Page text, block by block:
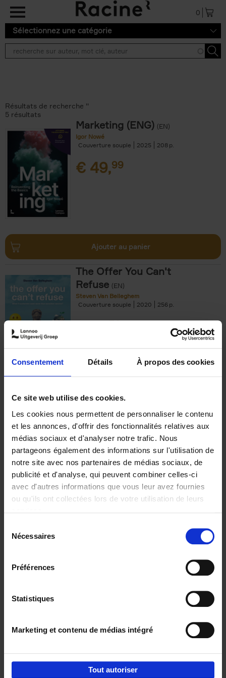
Consentement Détails À propos des cookies
Ce site web utilise des cookies.
Les cookies nous permettent de personnaliser le contenu
et les annonces, d'offrir des fonctionnalités relatives aux
médias sociaux et d'analyser notre trafic. Nous
partageons également des informations sur l'utilisation de
notre site avec nos partenaires de médias sociaux, de
publicité et d'analyse, qui peuvent combiner celles-ci
avec d'autres informations que vous leur avez fournies
ou qu'ils ont collectées lors de votre utilisation de leurs
Nécessaires
Préférences
Statistiques
Marketing et contenu de médias intégré
Tout autoriser
Aller au contenu principal
0
Sélectionnez une catégorie
Résultats de recherche ''
5 résultats
Marketing (ENG) (EN)
Igor Nowé
Couverture souple
2025 208
€ 49,99
Ajouter au panier
The Offer You Can't
Refuse (EN)
Steven Van Belleghem
Couverture souple
2020 256
€37,50
Building Bonds = Building
Business
Jochen Roef Jozefien De Feyter
Carolien Boom
Couverture souple
2025 200
€29,99
Digital marketing like a PRO -
completely revised edition (EN)